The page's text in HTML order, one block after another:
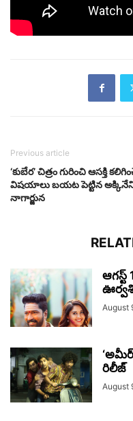
Previous article
‘కుబేర’ చిత్రం గురించి ఆసక్తి
విషయాలు బయట పెట్టిన
నాగార్జున
ఆగస్ట్
August
రిలీజ్
August